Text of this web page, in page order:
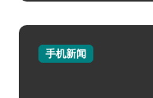
手机新闻